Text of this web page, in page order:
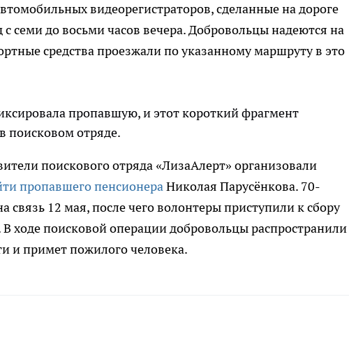
видеорегистраторов, сделанные на дороге
семи до восьми часов вечера. Добровольцы надеются на
средства проезжали по указанному маршруту в это
пропавшую, и этот короткий фрагмент
поисковом отряде.
поискового отряда «ЛизаАлерт» организовали
пропавшего пенсионераНиколая Парусёнкова. 70-
связь 12 мая, после чего волонтеры приступили к сбору
ходе поисковой операции добровольцы распространили
и примет пожилого человека.